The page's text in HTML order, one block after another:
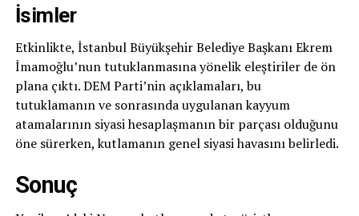
İsimler
Etkinlikte, İstanbul Büyükşehir Belediye Başkanı Ekrem
İmamoğlu’nun tutuklanmasına yönelik eleştiriler de ön
plana çıktı. DEM Parti’nin açıklamaları, bu
tutuklamanın ve sonrasında uygulanan kayyum
atamalarının siyasi hesaplaşmanın bir parçası olduğunu
öne sürerken, kutlamanın genel siyasi havasını belirledi.
Sonuç